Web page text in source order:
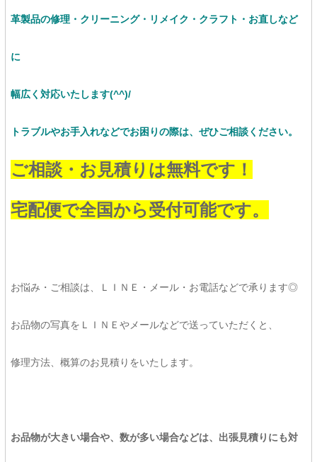
革製品の修理・クリーニング・リメイク・クラフト・お直しなど
に
幅広く対応いたします(^^)/
トラブルやお手入れなどでお困りの際は、ぜひご相談ください。
ご相談・お見積りは無料です！
宅配便で全国から受付可能です。
お悩み・ご相談は、ＬＩＮＥ・メール・お電話などで承ります◎
お品物の写真をＬＩＮＥやメールなどで送っていただくと、
修理方法、概算のお見積りをいたします。
お品物が大きい場合や、数が多い場合などは、出張見積りにも対